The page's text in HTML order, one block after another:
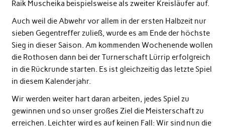
Raik Muscheika beispielsweise als zweiter Kreisläufer auf.
Auch weil die Abwehr vor allem in der ersten Halbzeit nur
sieben Gegentreffer zuließ, wurde es am Ende der höchste
Sieg in dieser Saison. Am kommenden Wochenende wollen
die Rothosen dann bei der Turnerschaft Lürrip erfolgreich
in die Rückrunde starten. Es ist gleichzeitig das letzte Spiel
in diesem Kalenderjahr.
Wir werden weiter hart daran arbeiten, jedes Spiel zu
gewinnen und so unser großes Ziel die Meisterschaft zu
erreichen. Leichter wird es auf keinen Fall: Wir sind nun die